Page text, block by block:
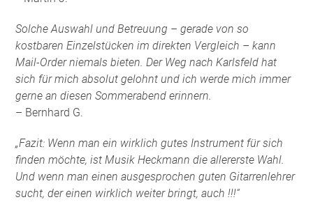
Solche Auswahl und Betreuung – gerade von so
kostbaren Einzelstücken im direkten Vergleich – kann
Mail-Order niemals bieten. Der Weg nach Karlsfeld hat
sich für mich absolut gelohnt und ich werde mich immer
gerne an diesen Sommerabend erinnern.
– Bernhard G.
„Fazit: Wenn man ein wirklich gutes Instrument für sich
finden möchte, ist Musik Heckmann die allererste Wahl.
Und wenn man einen ausgesprochen guten Gitarrenlehrer
sucht, der einen wirklich weiter bringt, auch !!!“